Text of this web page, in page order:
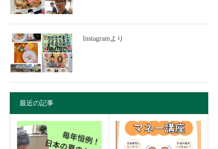
Instagramより
最近の記事